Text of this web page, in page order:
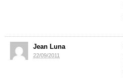
Jean Luna
22/09/2011